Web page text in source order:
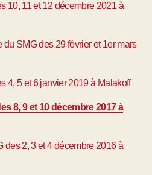
10, 11 et 12 décembre 2021 à
SMG des 29 février et 1er mars
4, 5 et 6 janvier 2019 à Malakoff
8, 9 et 10 décembre 2017 à
des 2, 3 et 4 décembre 2016 à